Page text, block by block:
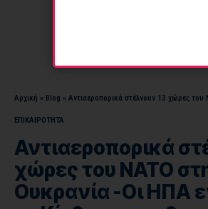
Αρχική » Blog » Αντιαεροπορικά στέλνουν 13 χώρες του ΝΑΤΟ στην Ουκρανία -Οι ΗΠΑ
ΕΠΙΚΑΙΡΟΤΗΤΑ
Αντιαεροπορικά
χώρες του ΝΑΤΟ
Ουκρανία -Οι ΗΠΑ